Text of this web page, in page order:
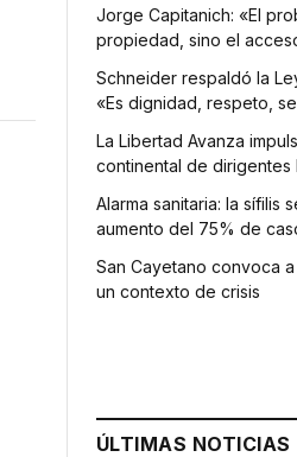
Jorge Capitanich: «El
propiedad, sino el
Schneider respaldó la
«Es dignidad, respeto,
La Libertad Avanza
continental de dirigentes
Alarma sanitaria: la sífilis
aumento del 75% de
San Cayetano convoca
un contexto de crisis
ÚLTIMAS NOTICIAS